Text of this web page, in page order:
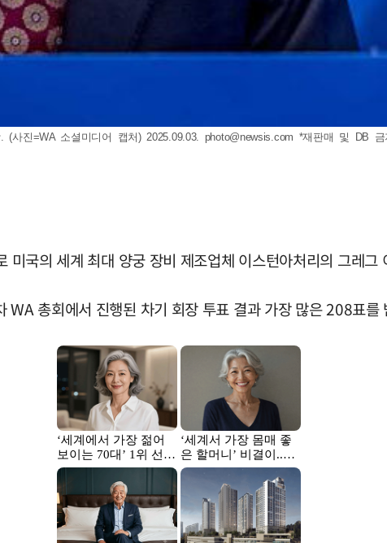
사진=WA 소셜미디어 캡처) 2025.09.03. photo@newsis.com *재판매 및 DB 금
국의 세계 최대 양궁 장비 제조업체 이스턴아처리의 그레그
총회에서 진행된 차기 회장 투표 결과 가장 많은 208표